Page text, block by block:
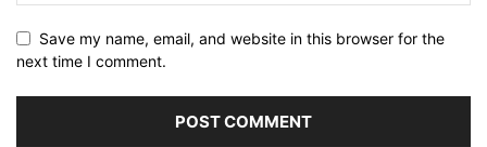
Save my name, email, and website in this browser for the
next time I comment.